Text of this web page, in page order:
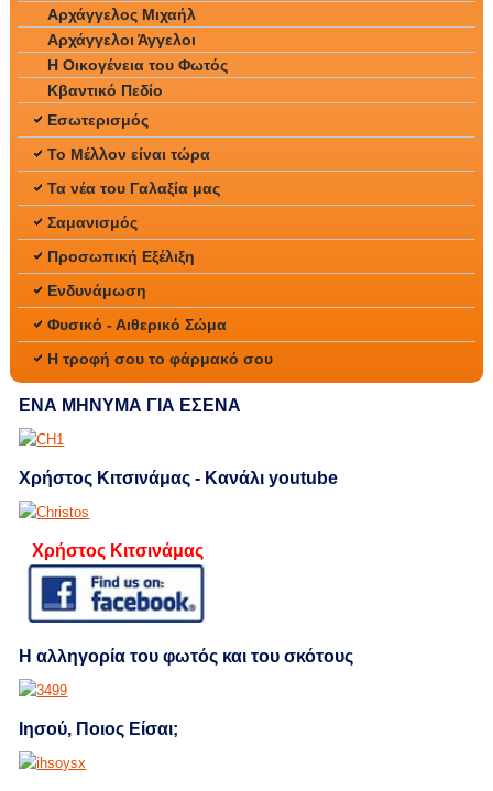
Αρχάγγελος Μιχαήλ
Αρχάγγελοι Άγγελοι
Η Οικογένεια του Φωτός
Κβαντικό Πεδίο
Εσωτερισμός
Το Μέλλον είναι τώρα
Τα νέα του Γαλαξία μας
Σαμανισμός
Προσωπική Εξέλιξη
Ενδυνάμωση
Φυσικό - Αιθερικό Σώμα
Η τροφή σου το φάρμακό σου
ΕΝΑ ΜΗΝΥΜΑ ΓΙΑ ΕΣΕΝΑ
Χρήστος Κιτσινάμας - Κανάλι youtube
Χρήστος Κιτσινάμας
Η αλληγορία του φωτός και του σκότους
Ιησού, Ποιος Είσαι;